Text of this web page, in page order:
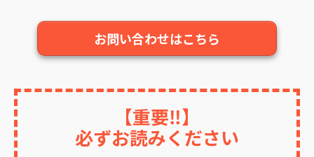
お問い合わせはこちら
【重要‼︎】
必ずお読みください